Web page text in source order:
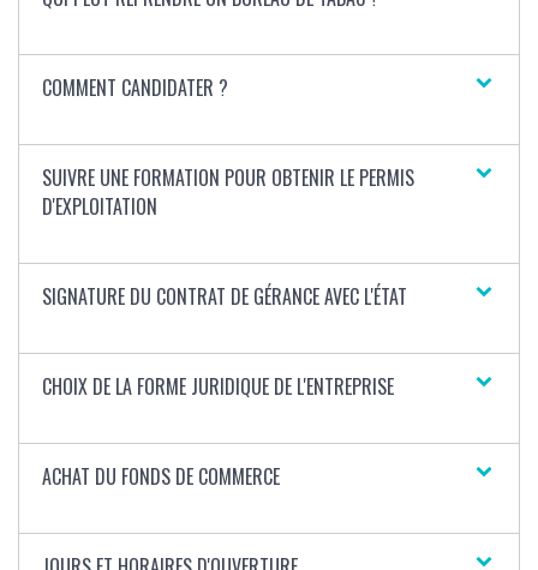
COMMENT CANDIDATER ?
SUIVRE UNE FORMATION POUR OBTENIR LE PERMIS
D'EXPLOITATION
SIGNATURE DU CONTRAT DE GÉRANCE AVEC L'ÉTAT
CHOIX DE LA FORME JURIDIQUE DE L'ENTREPRISE
ACHAT DU FONDS DE COMMERCE